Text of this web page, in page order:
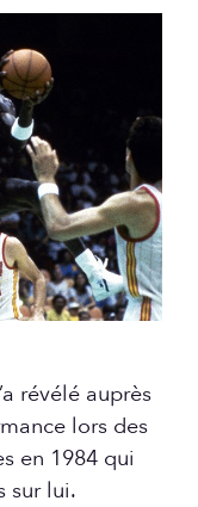
révélé auprès
lors des
en 1984 qui
sur lui.